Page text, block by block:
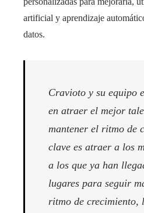
artificial y aprendizaje
datos.
Cravioto y su equipo
en atraer el mejor
mantener el ritmo de
clave es atraer a los
a los que ya han
lugares para seguir
ritmo de crecimiento,